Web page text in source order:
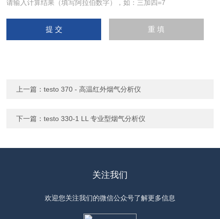
请输入计算结果（填写阿拉伯数字），如：三加四=7
上一篇：testo 370 - 高温红外烟气分析仪
下一篇：testo 330-1 LL 专业型烟气分析仪
关注我们
欢迎您关注我们的微信公众号了解更多信息